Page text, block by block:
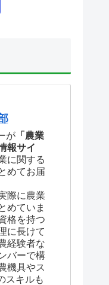
が 「農業
報サイ
に関する
めてお届
際に農業
めていま
格を持つ
に長けて
経験者な
バーで構
機具やス
スキルも